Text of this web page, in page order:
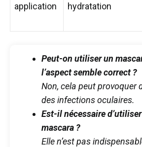
application
hydratation
Peut-on utiliser un
l’aspect semble correct ?
Non, cela peut provoquer
des infections oculaires.
Est-il nécessaire
mascara ?
Elle n’est pas